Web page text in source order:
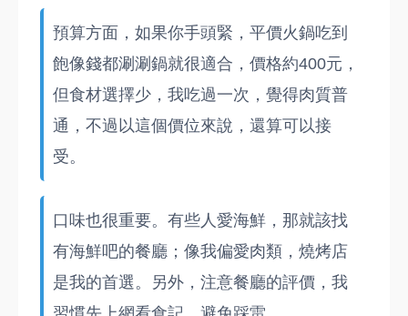
預算方面，如果你手頭緊，平價火鍋吃到
飽像錢都涮涮鍋就很適合，價格約400元，
但食材選擇少，我吃過一次，覺得肉質普
通，不過以這個價位來說，還算可以接
受。
口味也很重要。有些人愛海鮮，那就該找
有海鮮吧的餐廳；像我偏愛肉類，燒烤店
是我的首選。另外，注意餐廳的評價，我